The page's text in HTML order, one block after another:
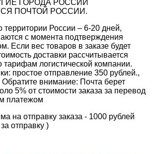
ГОРОДА РОССИИ
ПОЧТОЙ РОССИИ.
территории России – 6-20 дней,
с момента подтверждения
Если вес товаров в заказе будет
доставки рассчитывается
тарифам логистической компании.
простое отправление 350 рублей.,
внимание: Почта берет
5% от стоимости заказа за перевод
платежом
на отправку заказа - 1000 рублей
отправку )